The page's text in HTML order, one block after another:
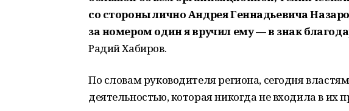
со стороны лично Андрея Геннадьевича
за номером один я вручил ему — в знак
Радий Хабиров.
По словам руководителя региона, сегодня
деятельностью, которая никогда не входила в их